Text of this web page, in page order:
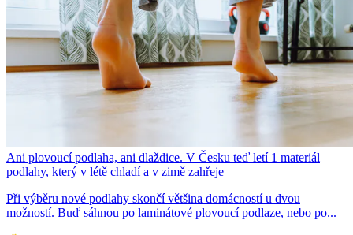
Ani plovoucí podlaha, ani dlaždice. V Česku teď letí 1 materiál
podlahy, který v létě chladí a v zimě zahřeje
Při výběru nové podlahy skončí většina domácností u dvou
možností. Buď sáhnou po laminátové plovoucí podlaze, nebo po...